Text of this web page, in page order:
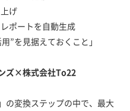
げ
ポートを自動生成
”を見据えておくこと」
ズ×株式会社To22
の変換ステップの中で、最大